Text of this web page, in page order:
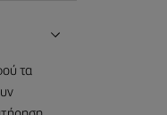
τα